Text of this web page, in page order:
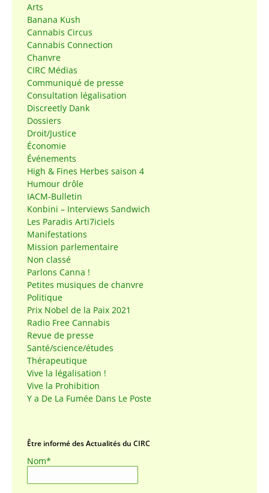
Arts
Banana Kush
Cannabis Circus
Cannabis Connection
Chanvre
CIRC Médias
Communiqué de presse
Consultation légalisation
Discreetly Dank
Dossiers
Droit/Justice
Économie
Événements
High & Fines Herbes saison 4
Humour drôle
IACM-Bulletin
Konbini – Interviews Sandwich
Les Paradis Arti7iciels
Manifestations
Mission parlementaire
Non classé
Parlons Canna !
Petites musiques de chanvre
Politique
Prix Nobel de la Paix 2021
Radio Free Cannabis
Revue de presse
Santé/science/études
Thérapeutique
Vive la légalisation !
Vive la Prohibition
Y a De La Fumée Dans Le Poste
Être informé des Actualités du CIRC
Nom*